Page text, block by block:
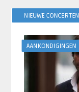
NIEUWE CONCERTEN
AANKONDIGINGEN